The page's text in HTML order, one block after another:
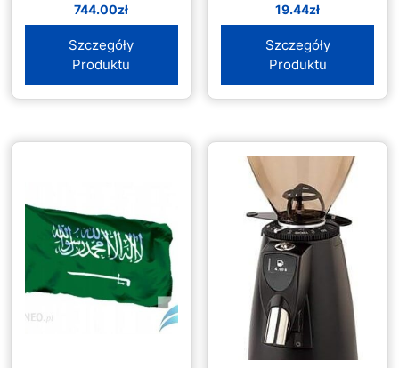
744.00zł
Szczegóły
Produktu
19.44zł
Szczegóły
Produktu